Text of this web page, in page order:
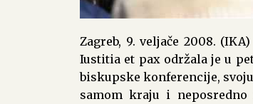
Zagreb, 9. veljače 2008.
Iustitia et pax održala je u
biskupske konferencije,
samom kraju i